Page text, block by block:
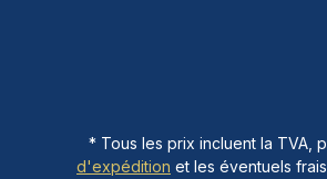
* Tous les prix incluent la TVA,
d'expédition et les éventuels